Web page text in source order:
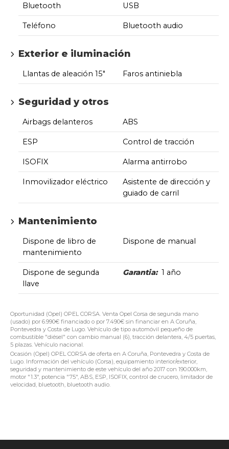
Bluetooth USB
Teléfono Bluetooth audio
Exterior e iluminación
Llantas de aleación 15" Faros antiniebla
Seguridad y otros
Airbags delanteros ABS
ESP Control de tracción
ISOFIX Alarma antirrobo
Inmovilizador eléctrico
Asistente de dirección y
guiado de carril
Mantenimiento
Dispone de libro de
mantenimiento
Dispone de manual
Dispone de segunda
llave
Garantia: 1 año
Oportunidad (Opel) OPEL CORSA. Venta Opel Corsa de segunda mano
(usado) por 6.990€ financiado o por 7.490€ sin financiar en A Coruña,
Pontevedra y Costa de Lugo. Vehículo de tipo automóvil pequeño de
combustible "diésel" con cambio manual (6), tracción delantera, 4/5 puertas,
5 plazas. Vehículo nacional.
Ocasión (Opel) OPEL CORSA de oferta en A Coruña, Pontevedra y Costa de
Lugo. Información del vehículo (Corsa), equipamiento interior/exterior,
seguridad y mantenimiento de este vehículo del año 2017 con 190.000km,
motor "1.3", potencia "75", ABS, ESP, ISOFIX, control de crucero, limitador de
velocidad, bluetooth, bluetooth audio.